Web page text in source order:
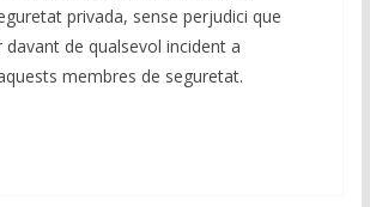
privada, sense perjudici que
de qualsevol incident a
membres de seguretat.